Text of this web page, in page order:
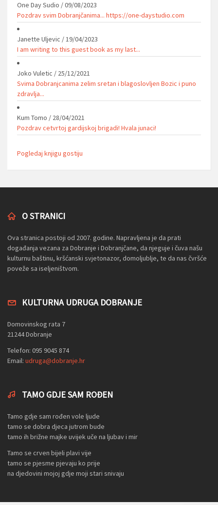
One Day Sudio /09/08/2023
Pozdrav svim Dobranjčanima... https://one-daystudio.com
Janette Uljevic /19/04/2023
I am writing to this guest book as my last...
Joko Vuletic / 25/12/2021
Svima Dobranjcanima zelim sretan i blagoslovljen Bozic i puno
zdravlja...
Kum Tomo / 28/04/2021
Pozdrav cetvrtoj gardijskoj brigadi! Hvala junaci!
Pogledaj knjigu gostiju
O STRANICI
Ova stranica postoji od 2007. godine. Napravljena je da prati
događanja vezana za Dobranje i Dobranjčane, da njeguje i čuva našu
kulturnu baštinu, kršćanski svjetonazor, domoljublje, te da nas čvršće
poveže sa iseljeništvom.
KULTURNA UDRUGA DOBRANJE
Domovinskog rata 7
21244 Dobranje
Telefon: 095 9045 874
Email: udruga@dobranje.hr
TAMO GDJE SAM ROĐEN
Tamo gdje sam rođen vole ljude
tamo se dobra djeca jutrom bude
tamo ih brižne majke uvijek uče na ljubav i mir
Tamo se crven bijeli plavi vije
tamo se pjesme pjevaju ko prije
na djedovini mojoj gdje moji stari snivaju